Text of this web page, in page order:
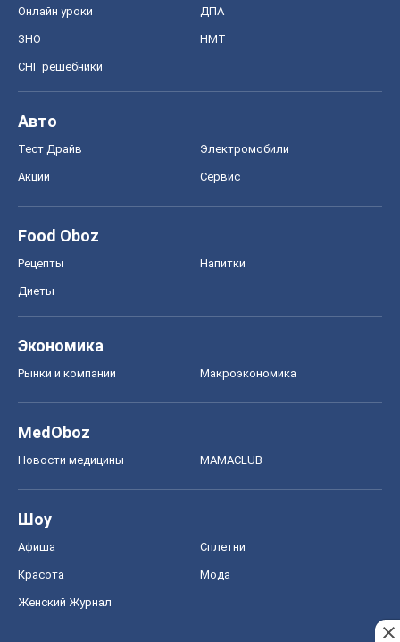
Онлайн уроки ДПА
ЗНО НМТ
СНГ решебники
Авто
Тест Драйв Электромобили
Акции Сервис
Food Oboz
Рецепты Напитки
Диеты
Экономика
Рынки и компании Mакроэкономика
MedOboz
Новости медицины MAMACLUB
Шоу
Афиша Сплетни
Красота Мода
Женский Журнал